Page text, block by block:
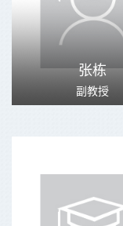
张栋
副教授